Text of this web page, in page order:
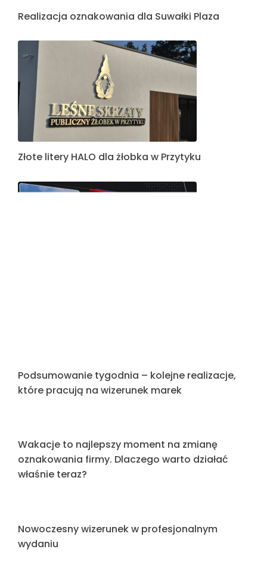
Realizacja oznakowania dla Suwałki Plaza
Podsumowanie tygodnia – kolejne realizacje,
które pracują na wizerunek marek